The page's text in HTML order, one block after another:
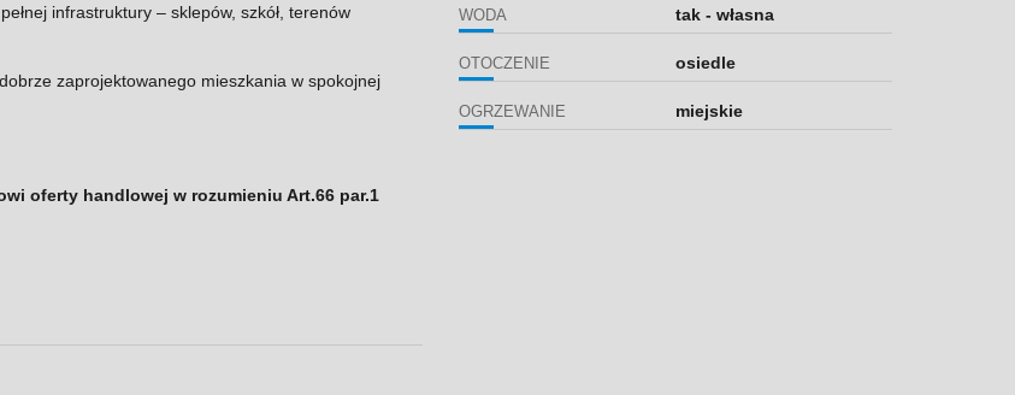
infrastruktury – sklepów, szkół, terenów
zaprojektowanego mieszkania w spokojnej
oferty handlowej w rozumieniu Art.66 par.1
WODA tak - własna
OTOCZENIE osiedle
OGRZEWANIE miejskie